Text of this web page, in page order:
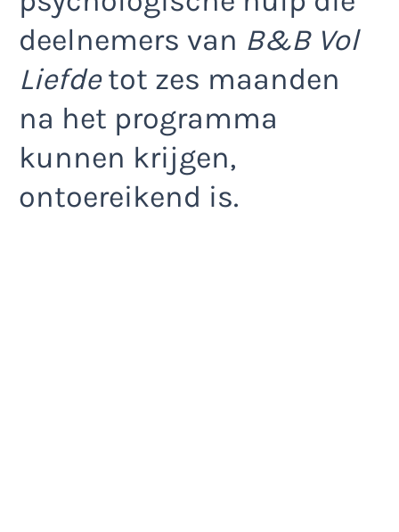
deelnemers van B&B Vol
Liefdetot zes maanden
na het programma
kunnen krijgen,
ontoereikend is.